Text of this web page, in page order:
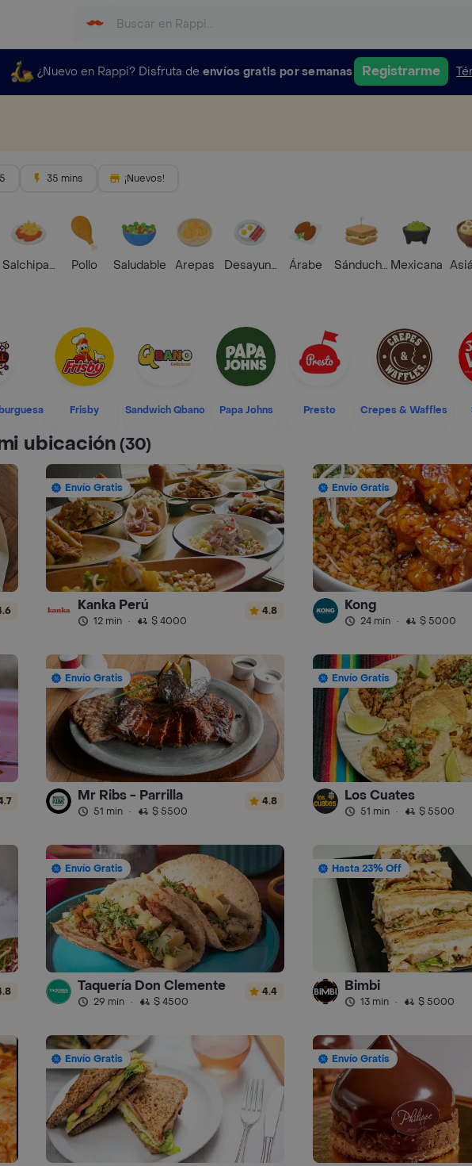
¿Nuevo en Rappi? Disfruta de envíos gratis por semanas Registrarme
35 mins ¡Nuevos!
Salchipapas Pollo Saludable Arepas Desayunos Árabe SánduchesMexicana
Frisby Sandwich Qbano Papa Johns Presto Crepes & Waffles
ubicación(30)
Envío Gratis
Kanka Perú
12 min · $ 4000
4.8
Envío Gratis
Kong
24 min · $ 5000
Envío Gratis
Mr Ribs - Parrilla
51 min · $ 5500
4.8
Envío Gratis
Los Cuates
51 min · $ 5500
Envío Gratis
Taquería Don Clemente
29 min · $ 4500
4.4
Hasta 23% Off
Bimbi
13 min · $ 5000
Envío Gratis Envío Gratis